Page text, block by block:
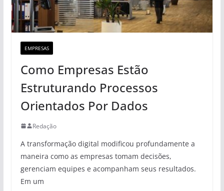
EMPRESAS
Como Empresas Estão
Estruturando Processos
Orientados Por Dados
Redação
A transformação digital modificou profundamente a
maneira como as empresas tomam decisões,
gerenciam equipes e acompanham seus resultados.
Em um